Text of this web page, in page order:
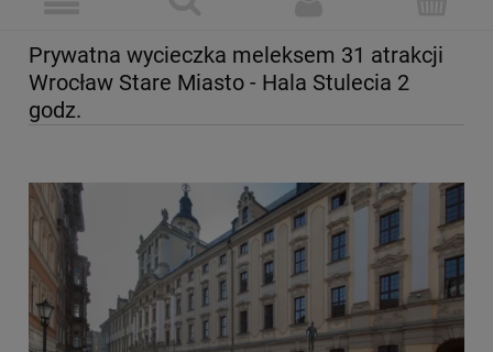
Prywatna wycieczka meleksem 31 atrakcji
Wrocław Stare Miasto - Hala Stulecia 2
godz.